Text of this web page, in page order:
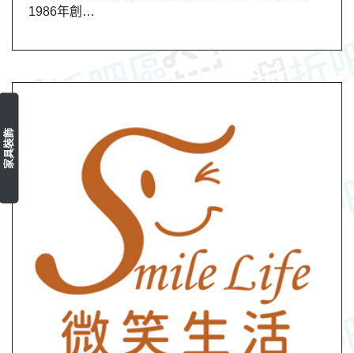
1986年創…
家具裝飾